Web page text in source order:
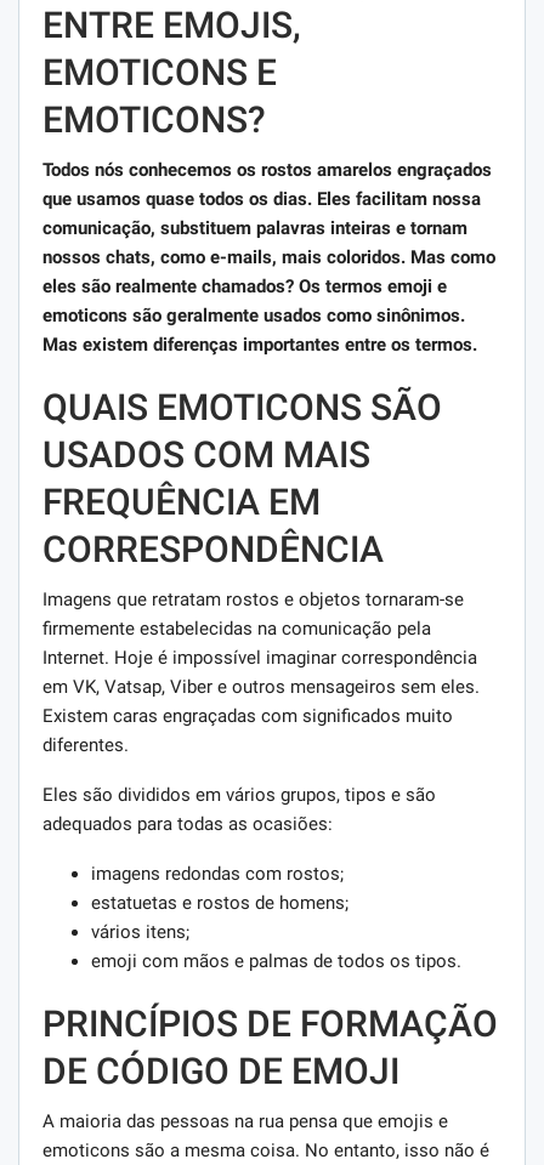
ENTRE EMOJIS,
EMOTICONS E
EMOTICONS?
Todos nós conhecemos os rostos amarelos engraçados
que usamos quase todos os dias. Eles facilitam nossa
comunicação, substituem palavras inteiras e tornam
nossos chats, como e-mails, mais coloridos. Mas como
eles são realmente chamados? Os termos emoji e
emoticons são geralmente usados ​​como sinônimos.
Mas existem diferenças importantes entre os termos.
QUAIS EMOTICONS SÃO
USADOS ​​COM MAIS
FREQUÊNCIA EM
CORRESPONDÊNCIA
Imagens que retratam rostos e objetos tornaram-se
firmemente estabelecidas na comunicação pela
Internet. Hoje é impossível imaginar correspondência
em VK, Vatsap, Viber e outros mensageiros sem eles.
Existem caras engraçadas com significados muito
diferentes.
Eles são divididos em vários grupos, tipos e são
adequados para todas as ocasiões:
imagens redondas com rostos;
estatuetas e rostos de homens;
vários itens;
emoji com mãos e palmas de todos os tipos.
PRINCÍPIOS DE FORMAÇÃO
DE CÓDIGO DE EMOJI
A maioria das pessoas na rua pensa que emojis e
emoticons são a mesma coisa. No entanto, isso não é